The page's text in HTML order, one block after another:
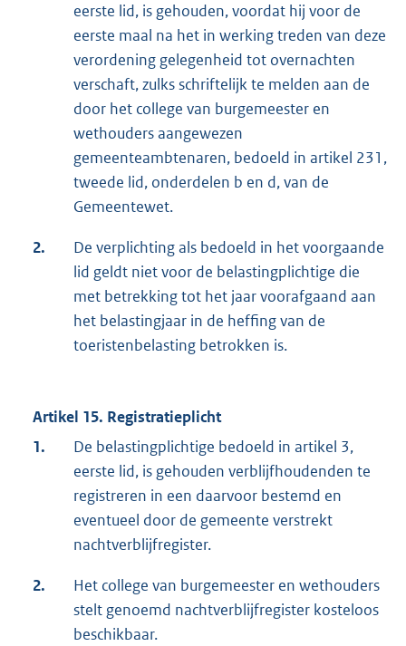
eerste lid, is gehouden, voordat hij voor de
eerste maal na het in werking treden van deze
verordening gelegenheid tot overnachten
verschaft, zulks schriftelijk te melden aan de
door het college van burgemeester en
wethouders aangewezen
gemeenteambtenaren, bedoeld in artikel 231,
tweede lid, onderdelen b en d, van de
Gemeentewet.
2.
De verplichting als bedoeld in het voorgaande
lid geldt niet voor de belastingplichtige die
met betrekking tot het jaar voorafgaand aan
het belastingjaar in de heffing van de
toeristenbelasting betrokken is.
Artikel 15. Registratieplicht
1.
De belastingplichtige bedoeld in artikel 3,
eerste lid, is gehouden verblijfhoudenden te
registreren in een daarvoor bestemd en
eventueel door de gemeente verstrekt
nachtverblijfregister.
2.
Het college van burgemeester en wethouders
stelt genoemd nachtverblijfregister kosteloos
beschikbaar.